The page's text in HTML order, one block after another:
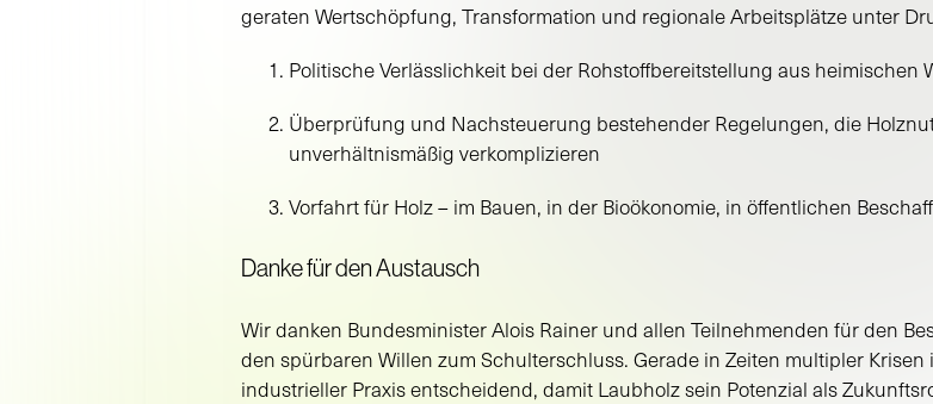
geraten Wertschöpfung, Transformation und regionale Arbeitsplätze unter
Politische Verlässlichkeit bei der Rohstoffbereitstellung aus heimischen
Überprüfung und Nachsteuerung bestehender Regelungen, die
unverhältnismäßig verkomplizieren
Vorfahrt für Holz – im Bauen, in der Bioökonomie, in öffentlichen
Danke für den Austausch
Wir danken Bundesminister Alois Rainer und allen Teilnehmenden für den
den spürbaren Willen zum Schulterschluss. Gerade in Zeiten multipler
industrieller Praxis entscheidend, damit Laubholz sein Potenzial als